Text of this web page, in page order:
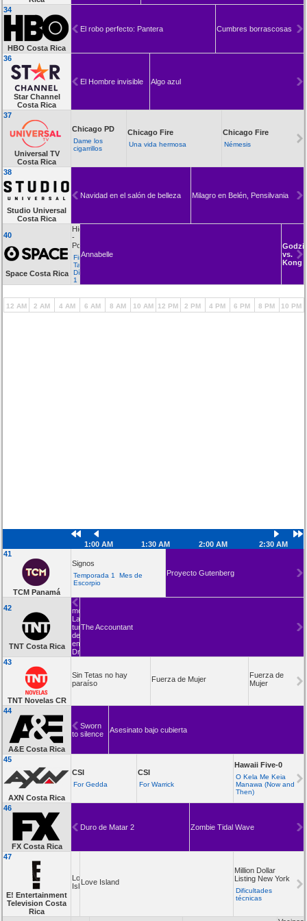
34
HBO Costa Rica
El robo perfecto: Pantera Cumbres borrascosas
36
Star Channel
Costa Rica
El Hombre invisible Algo azul
37
Universal TV
Costa Rica
Chicago PD
Dame los
cigarrillos
Chicago Fire
Una vida hermosa
Chicago Fire
Némesis
38
Studio Universal
Costa Rica
Navidad en el salón de belleza Milagro en Belén, Pensilvania
40
Space Costa Rica
Highlights
-
Poker
Final
Table,
Día
1
Annabelle
vs.
Kong
12 AM 2 AM 4 AM 6 AM 8 AM 10 AM 12 PM 2 PM 4 PM 6 PM 8 PM 10 PM
1:00 AM 1:30 AM 2:00 AM
2:30 AM
41
TCM Panamá
Signos
Temporada 1 Mes de
Escorpio
Proyecto Gutenberg
42
TNT Costa Rica
momia
La
tumba
del
emperador
Dragón
The Accountant
43
TNT Novelas CR
Sin Tetas no hay
paraíso
Fuerza de Mujer
Fuerza de
Mujer
44
A&E Costa Rica
Sworn
to silence
Asesinato bajo cubierta
45
AXN Costa Rica
CSI
For Gedda
CSI
For Warrick
Hawaii Five-0
O Kela Me Keia
Manawa (Now and
Then)
46
FX Costa Rica
Duro de Matar 2 Zombie Tidal Wave
47
E! Entertainment
Television Costa
Rica
Love
IslandLove Island
Million Dollar
Listing New York
Dificultades
técnicas